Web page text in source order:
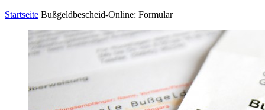
Startseite Bußgeldbescheid-Online: Formular